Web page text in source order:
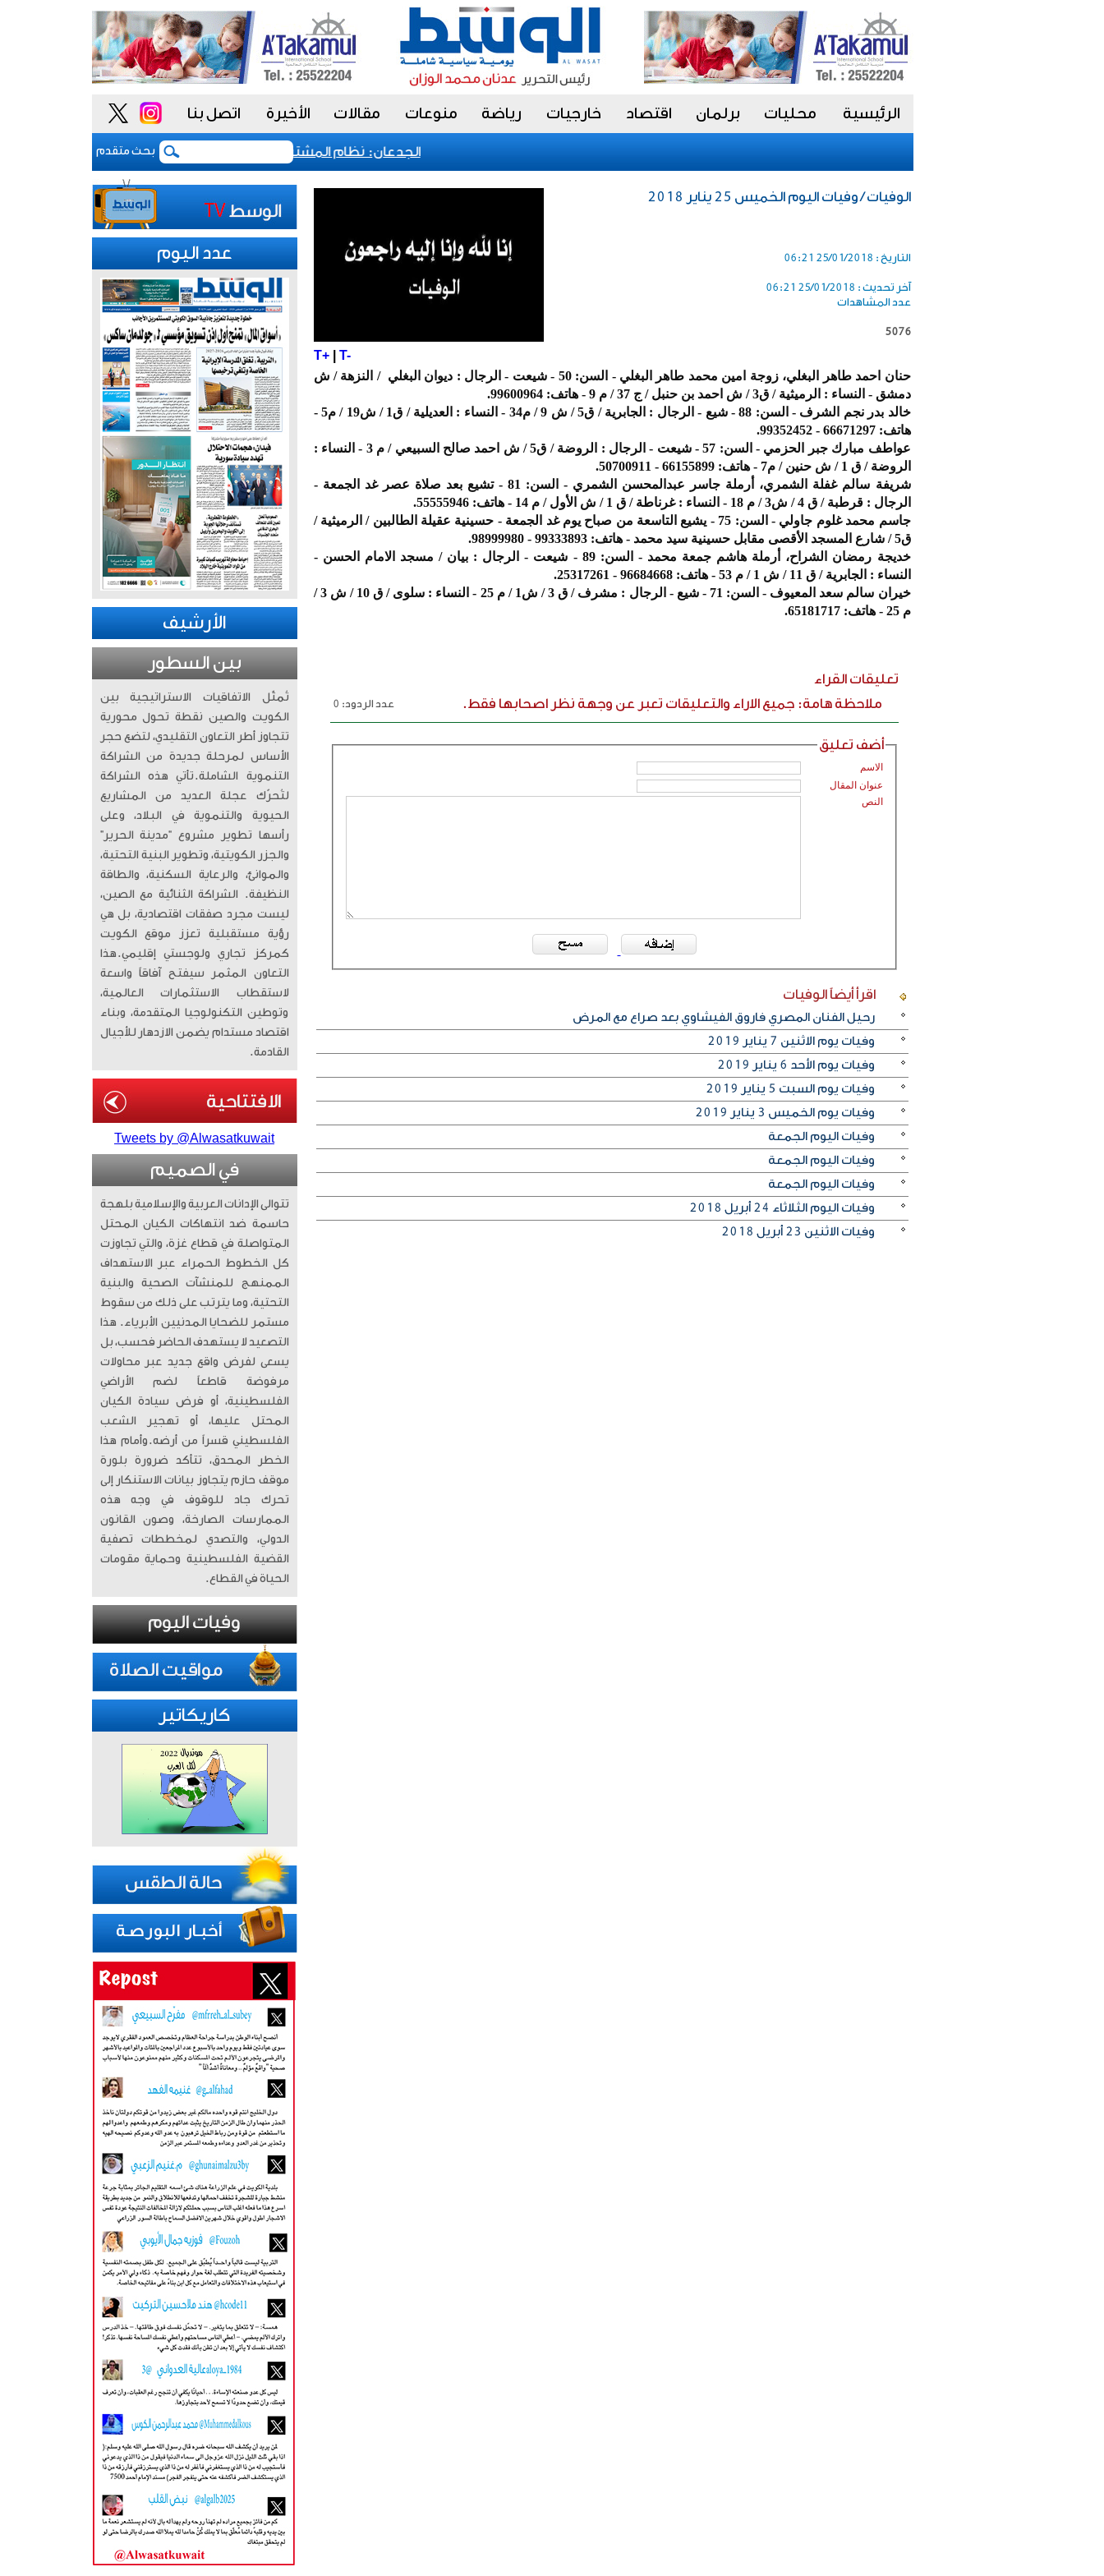
الرئيسية محليات برلمان اقتصاد خارجيات رياضة منوعات مقالات الأخيرة اتصل بنا
بحث متقدم
الجدعان: نظام المشتريات يمنح الحكومة السعودية أدوات أكثر مرونة
الوفيات / وفيات اليوم الخميس 25 يناير 2018
التاريخ : 25/01/2018 06:21
آخر تحديث : 25/01/2018 06:21
عدد المشاهدات
5076
T+| T-
حنان احمد طاهر البغلي، زوجة امين محمد طاهر البغلي - السن: 50 - شيعت - الرجال : ديوان البغلي / النزهة / ش
دمشق - النساء : الرميثية / ق3 / ش احمد بن حنبل / ج 37 / م 9 - هاتف: 99600964.
خالد بدر نجم الشرف - السن: 88 - شيع - الرجال : الجابرية / ق5 / ش 9 / م34 - النساء : العديلية / ق1 / ش19 / م5 -
هاتف: 66671297 - 99352452.
عواطف مبارك جبر الحزمي - السن: 57 - شيعت - الرجال : الروضة / ق5 / ش احمد صالح السبيعي / م 3 - النساء :
الروضة / ق 1 / ش حنين / م7 - هاتف: 66155899 - 50700911.
شريفة سالم غفلة الشمري، أرملة جاسر عبدالمحسن الشمري - السن: 81 - تشيع بعد صلاة عصر غد الجمعة -
الرجال : قرطبة / ق 4 / ش3 / م 18 - النساء : غرناطة / ق 1 / ش الأول / م 14 - هاتف: 55555946.
جاسم محمد غلوم جاولي - السن: 75 - يشيع التاسعة من صباح يوم غد الجمعة - حسينية عقيلة الطالبين / الرميثية /
ق5 / شارع المسجد الأقصى مقابل حسينية سيد محمد - هاتف: 99333893 - 98999980.
خديجة رمضان الشراح، أرملة هاشم جمعة محمد - السن: 89 - شيعت - الرجال : بيان / مسجد الامام الحسن -
النساء : الجابرية / ق 11 / ش 1 / م 53 - هاتف: 96684668 - 25317261.
خيران سالم سعد المعيوف - السن: 71 - شيع - الرجال : مشرف / ق 3 / ش1 / م 25 - النساء : سلوى / ق 10 / ش 3 /
م 25 - هاتف: 65181717.
تعليقات القراء
ملاحظة هامة: جميع الاراء والتعليقات تعبر عن وجهة نظر اصحابها فقط.
عدد الردود: 0
أضف تعليق
الاسم
عنوان المقال
النص
اقرأ أيضاًالوفيات
رحيل الفنان المصري فاروق الفيشاوي بعد صراع مع المرض
وفيات يوم الاثنين 7 يناير 2019
وفيات يوم الأحد 6 يناير 2019
وفيات يوم السبت 5 يناير 2019
وفيات يوم الخميس 3 يناير 2019
وفيات اليوم الجمعة
وفيات اليوم الجمعة
وفيات اليوم الجمعة
وفيات اليوم الثلاثاء 24 أبريل 2018
وفيات الاثنين 23 أبريل 2018
عدد اليوم
الأرشيف
بين السطور
تُمثّل الاتفاقيات الاستراتيجية بين
الكويت والصين نقطة تحول محورية
تتجاوز أطر التعاون التقليدي، لتضع حجر
الأساس لمرحلة جديدة من الشراكة
التنموية الشاملة. ​تأتي هذه الشراكة
لتُحرّك عجلة العديد من المشاريع
الحيوية والتنموية في البلاد، وعلى
رأسها تطوير مشروع “مدينة الحرير”
والجزر الكويتية، وتطوير البنية التحتية،
والموانئ، والرعاية السكنية، والطاقة
النظيفة. الشراكة الثنائية مع الصين،
ليست مجرد صفقات اقتصادية، بل هي
رؤية مستقبلية تعزز موقع الكويت
كمركز تجاري ولوجستي إقليمي. ​هذا
التعاون المثمر سيفتح آفاقاً واسعة
لاستقطاب الاستثمارات العالمية،
وتوطين التكنولوجيا المتقدمة، وبناء
اقتصاد مستدام يضمن الازدهار للأجيال
القادمة.
Tweets by @Alwasatkuwait
في الصميم
تتوالى الإدانات العربية والإسلامية بلهجة
حاسمة ضد انتهاكات الكيان المحتل
المتواصلة في قطاع غزة، والتي تجاوزت
كل الخطوط الحمراء عبر الاستهداف
الممنهج للمنشآت الصحية والبنية
التحتية، وما يترتب على ذلك من سقوط
مستمر للضحايا المدنيين الأبرياء. ​ هذا
التصعيد لا يستهدف الحاضر فحسب، بل
يسعى لفرض واقع جديد عبر محاولات
مرفوضة قاطعاً لضم الأراضي
الفلسطينية، أو فرض سيادة الكيان
المحتل عليها، أو تهجير الشعب
الفلسطيني قسراً من أرضه. ​وأمام هذا
الخطر المحدق، تتأكد ضرورة بلورة
موقف حازم يتجاوز بيانات الاستنكار إلى
تحرك جاد للوقوف في وجه هذه
الممارسات الصارخة، وصون القانون
الدولي، والتصدي لمخططات تصفية
القضية الفلسطينية وحماية مقومات
الحياة في القطاع.
كاريكاتير